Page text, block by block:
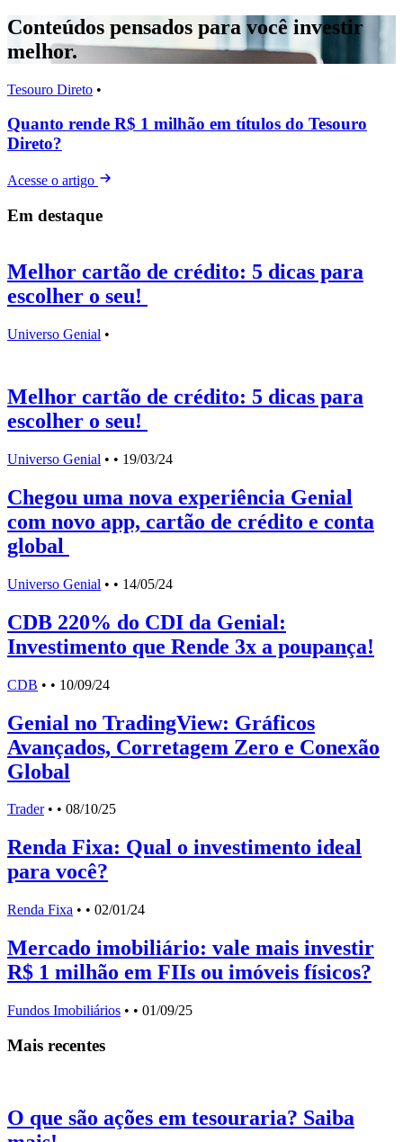
Conteúdos pensados para você investir
melhor.
Tesouro Direto •
Quanto rende R$ 1 milhão em títulos do Tesouro
Direto?
Acesse o artigo
Em destaque
Melhor cartão de crédito: 5 dicas para
escolher o seu!
Universo Genial •
Melhor cartão de crédito: 5 dicas para
escolher o seu!
Universo Genial • • 19/03/24
Chegou uma nova experiência Genial
com novo app, cartão de crédito e conta
global
Universo Genial • • 14/05/24
CDB 220% do CDI da Genial:
Investimento que Rende 3x a poupança!
CDB • • 10/09/24
Genial no TradingView: Gráficos
Avançados, Corretagem Zero e Conexão
Global
Trader• • 08/10/25
Renda Fixa: Qual o investimento ideal
para você?
Renda Fixa • • 02/01/24
Mercado imobiliário: vale mais investir
R$ 1 milhão em FIIs ou imóveis físicos?
Fundos Imobiliários • • 01/09/25
Mais recentes
O que são ações em tesouraria? Saiba